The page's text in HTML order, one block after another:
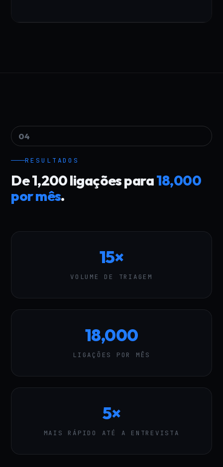
04
RESULTADOS
De 1,200 ligações para18,000
por mês.
15×
VOLUME DE TRIAGEM
18,000
LIGAÇÕES POR MÊS
5×
MAIS RÁPIDO ATÉ A ENTREVISTA